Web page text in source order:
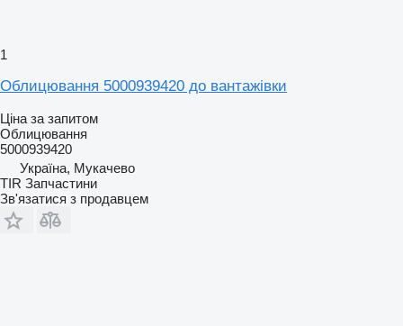
1
Облицювання 5000939420 до вантажівки
Ціна за запитом
Облицювання
5000939420
Україна, Мукачево
TIR Запчастини
Зв'язатися з продавцем